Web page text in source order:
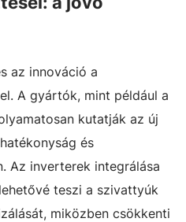
az innováció a
A gyártók, mint például a
kutatják az új
és
Az inverterek integrálása
teszi a szivattyúk
miközben csökkenti